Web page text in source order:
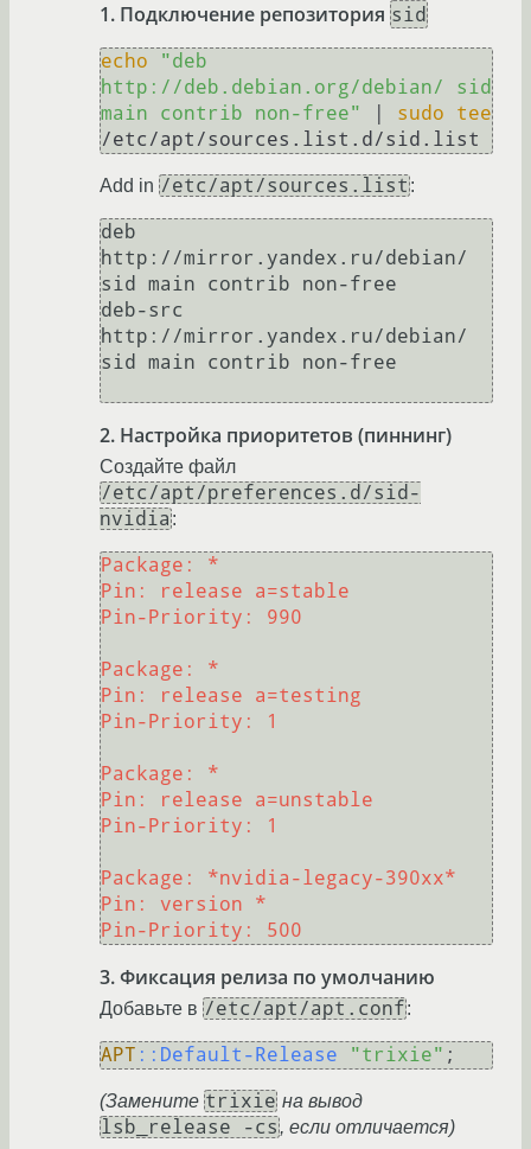
1. Подключение репозитория sid
echo
"deb
http://deb.debian.org/debian/ sid
main contrib non-free"
sudo
tee
Add in /etc/apt/sources.list :
deb
http://mirror.yandex.ru/debian/
sid main contrib non-free
deb-src
http://mirror.yandex.ru/debian/
sid main contrib non-free
2. Настройка приоритетов (пиннинг)
Создайте файл
/etc/apt/preferences.d/sid-
nvidia :
Package: *
Pin: release a=stable
Pin-Priority: 990
Package: *
Pin: release a=testing
Pin-Priority: 1
Package: *
Pin: release a=unstable
Pin-Priority: 1
Package: *nvidia-legacy-390xx*
Pin: version *
Pin-Priority: 500
3. Фиксация релиза по умолчанию
Добавьте в /etc/apt/apt.conf:
APT : :Default-Release "trixie"
(Замените trixie на вывод
lsb_release -cs , если отличается)